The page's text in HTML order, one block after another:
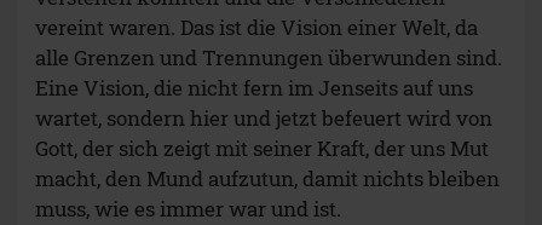
vereint waren. Das ist die Vision einer Welt, da
alle Grenzen und Trennungen überwunden sind.
Eine Vision, die nicht fern im Jenseits auf uns
wartet, sondern hier und jetzt befeuert wird von
Gott, der sich zeigt mit seiner Kraft, der uns Mut
macht, den Mund aufzutun, damit nichts bleiben
muss, wie es immer war und ist.